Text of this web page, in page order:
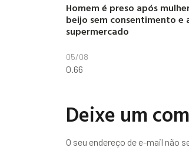
Homem é preso após
beijo sem consentimento e
supermercado
05/08
Deixe um
O seu endereço de e-mail não